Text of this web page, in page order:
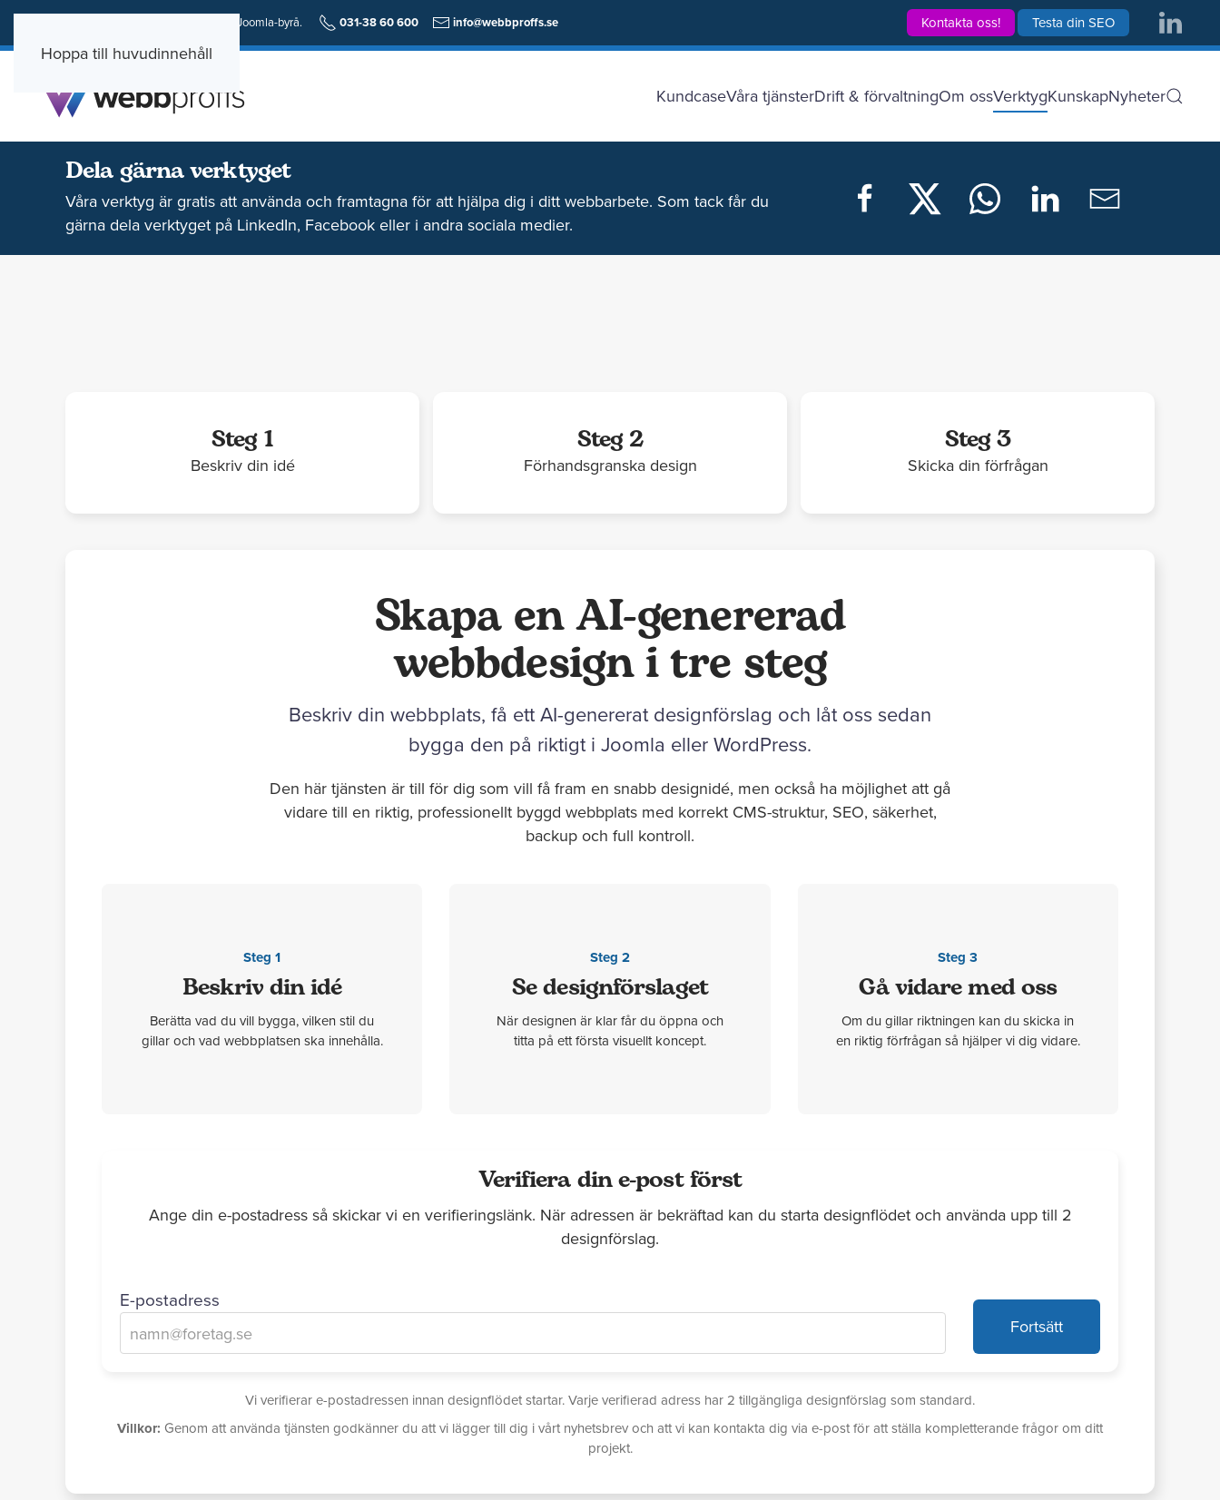
Hoppa till huvudinnehåll
En personlig och erfaren Wordpress och Joomla-byrå. 031-38 60 600 info@webbproffs.se Kontakta oss! Testa din SEO
KundcaseVåra tjänsterDrift & förvaltningOm ossVerktygKunskapNyheter
Dela gärna verktyget
Våra verktyg är gratis att använda och framtagna för att hjälpa dig i ditt webbarbete. Som tack får du
gärna dela verktyget på LinkedIn, Facebook eller i andra sociala medier.
Steg 1
Beskriv din idé Steg 2
Förhandsgranska design Steg 3
Skicka din förfrågan
Skapa en AI-genererad
webbdesign i tre steg
Beskriv din webbplats, få ett AI-genererat designförslag och låt oss sedan
bygga den på riktigt i Joomla eller WordPress.
Den här tjänsten är till för dig som vill få fram en snabb designidé, men också ha möjlighet att gå
vidare till en riktig, professionellt byggd webbplats med korrekt CMS-struktur, SEO, säkerhet,
backup och full kontroll.
Steg 1
Beskriv din idé
Berätta vad du vill bygga, vilken stil du
gillar och vad webbplatsen ska innehålla.
Steg 2
Se designförslaget
När designen är klar får du öppna och
titta på ett första visuellt koncept.
Steg 3
Gå vidare med oss
Om du gillar riktningen kan du skicka in
en riktig förfrågan så hjälper vi dig vidare.
Verifiera din e-post först
Ange din e-postadress så skickar vi en verifieringslänk. När adressen är bekräftad kan du starta designflödet och använda upp till 2
designförslag.
E-postadress
Fortsätt
Vi verifierar e-postadressen innan designflödet startar. Varje verifierad adress har 2 tillgängliga designförslag som standard.
Villkor: Genom att använda tjänsten godkänner du att vi lägger till dig i vårt nyhetsbrev och att vi kan kontakta dig via e-post för att ställa kompletterande frågor om ditt
projekt.